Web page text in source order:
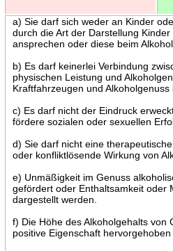
a) Sie darf sich weder an Kinder
durch die Art der Darstellung
ansprechen oder diese beim
b) Es darf keinerlei Verbindung
physischen Leistung und
Kraftfahrzeugen und Alkoholgenuss
c) Es darf nicht der Eindruck
fördere sozialen oder sexuellen
d) Sie darf nicht eine
oder konfliktlösende Wirkung von
e) Unmäßigkeit im Genuss
gefördert oder Enthaltsamkeit oder
dargestellt werden.
f) Die Höhe des Alkoholgehalts von
positive Eigenschaft hervorgehoben